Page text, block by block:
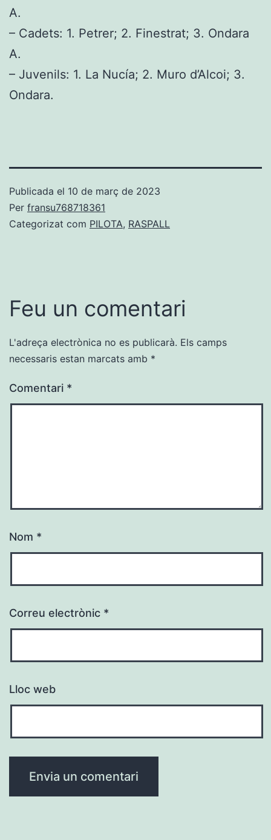
A.
– Cadets: 1. Petrer; 2. Finestrat; 3. Ondara
A.
– Juvenils: 1. La Nucía; 2. Muro d’Alcoi; 3.
Ondara.
Publicada el 10 de març de 2023
Per fransu768718361
Categorizat com PILOTA, RASPALL
Feu un comentari
L'adreça electrònica no es publicarà. Els camps
necessaris estan marcats amb *
Comentari *
Nom *
Correu electrònic *
Lloc web